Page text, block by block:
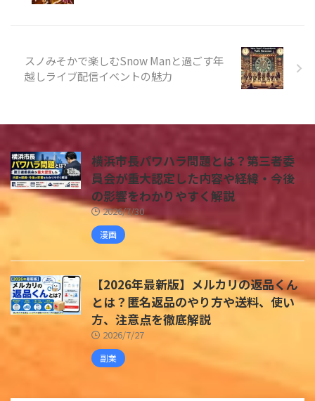
スノみそかで楽しむSnow Manと過ごす年
越しライブ配信イベントの魅力
横浜市長パワハラ問題とは？第三者委
員会が重大認定した内容や経緯・今後
の影響をわかりやすく解説
2026/7/30
漫画
【2026年最新版】メルカリの返品くん
とは？匿名返品のやり方や送料、使い
方、注意点を徹底解説
2026/7/27
副業